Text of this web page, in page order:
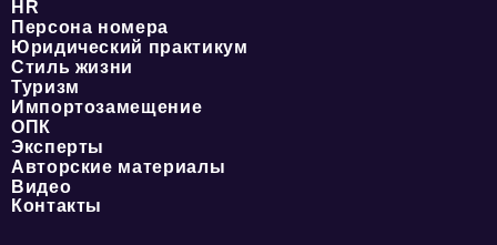
HR
Персона номера
Юридический практикум
Стиль жизни
Туризм
Импортозамещение
ОПК
Эксперты
Авторские материалы
Видео
Контакты